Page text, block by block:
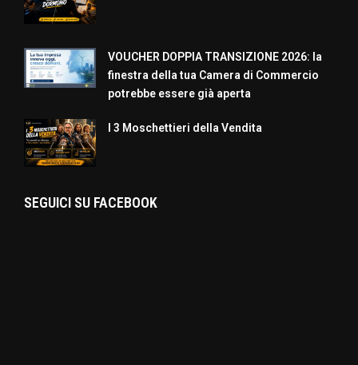
VOUCHER DOPPIA TRANSIZIONE 2026: la
finestra della tua Camera di Commercio
potrebbe essere già aperta
I 3 Moschettieri della Vendita
SEGUICI SU FACEBOOK